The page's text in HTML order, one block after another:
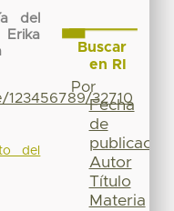
del
Erika
123456789/32710
del
Buscar
en RI
Por
Fecha
de
publicación
Autor
Título
Materia